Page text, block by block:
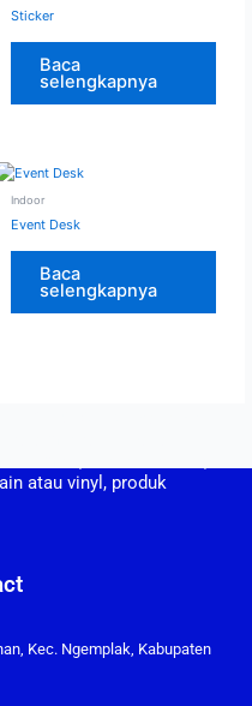
Sticker
Baca
selengkapnya
Indoor
Event Desk
Baca
selengkapnya
atau vinyl, produk
Kec. Ngemplak, Kabupaten